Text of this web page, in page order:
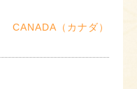
CANADA（カナダ）